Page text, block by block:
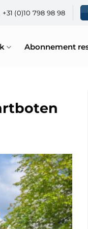
+31 (0)10 798 98 98
Abonnement